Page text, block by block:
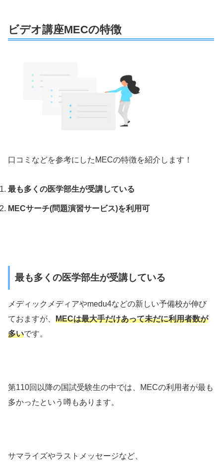
ビデオ講座MECの特徴
口コミなどを参考にしたMECの特徴を紹介します！
最も多くの医学部生が受講している
MECサーチ(問題演習サービス)を利用可
最も多くの医学部生が受講している
メディックメディアやmedu4などの新しい予備校が伸び
ておますが、 MECは最大手だけあって未だに利用者数が
多いです。
第110回以降の国試受験生の中では、MECの利用者が最も
多かったという噂もあります。
サマライズやラストメッセージなど、